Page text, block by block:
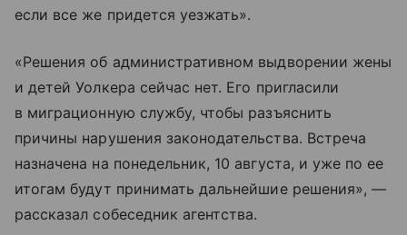
если все же придется уезжать».
«Решения об административном выдворении жены
и детей Уолкера сейчас нет. Его пригласили
в миграционную службу, чтобы разъяснить
причины нарушения законодательства. Встреча
назначена на понедельник, 10 августа, и уже по ее
итогам будут принимать дальнейшие решения», —
рассказал собеседник агентства.